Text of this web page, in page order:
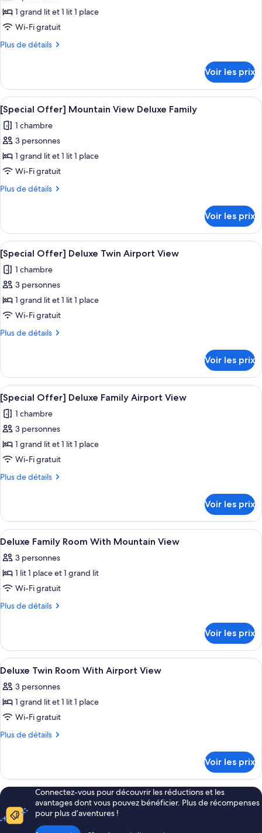
for
2
People
Included
View
-
for
pour
ce
type
[Special
Offer]
Mountain
View
Deluxe
Twin
1 grand lit et 1 lit 1 place
Wi-Fi gratuit
Plus de détails
Plus
le
type
de
chambre
[Special
Offer]
View
Deluxe
Voir les prix
Afficher
toutes
les
photos
pour
ce
type
[Special
Offer]
Mountain
View
Deluxe
Family
Une chambre d’hôtel moderne
10
[Special Offer] Mountain View Deluxe Family
1 chambre
3 personnes
1 grand lit et 1 lit 1 place
Wi-Fi gratuit
Plus de détails
Plus
le
type
de
chambre
[Special
Offer]
View
Deluxe
Voir les prix
Afficher
toutes
les
photos
pour
ce
type
[Special
Offer]
Deluxe
Twin
Airport
View
Une chambre d’hôtel avec un
10
[Special Offer] Deluxe Twin Airport View
1 chambre
3 personnes
1 grand lit et 1 lit 1 place
Wi-Fi gratuit
Plus de détails
Plus
le
type
de
chambre
[Special
Offer]
Twin
Airport
Voir les prix
Afficher
toutes
les
photos
pour
ce
type
[Special
Offer]
Deluxe
Family
Airport
View
Une chambre d’hôtel moderne
10
[Special Offer] Deluxe Family Airport View
1 chambre
3 personnes
1 grand lit et 1 lit 1 place
Wi-Fi gratuit
Plus de détails
Plus
le
type
de
[Special
Offer]
Family
Airport
Voir les prix
Afficher
toutes
les
photos
pour
ce
chambre :
Deluxe
Family
Room
With
Mountain
View
Une chambre d’hôtel moderne avec
8
Deluxe Family Room With Mountain View
3 personnes
1 lit 1 place et 1 grand lit
Wi-Fi gratuit
Plus de détails
Plus
le
type
de
Deluxe
Family
With
Mountain
Voir les prix
Afficher
toutes
les
photos
pour
ce
chambre :
Deluxe
Twin
Room
With
Literie de qualité supérieure, bureau,
9
Deluxe Twin Room With Airport View
3 personnes
1 grand lit et 1 lit 1 place
Wi-Fi gratuit
Plus de détails
Plus
le
type
de
chambre
Deluxe
Voir les prix
Connectez-vous pour découvrir les réductions et les
avantages dont vous pouvez bénéficier. Plus de récompenses
pour plus d’aventures !